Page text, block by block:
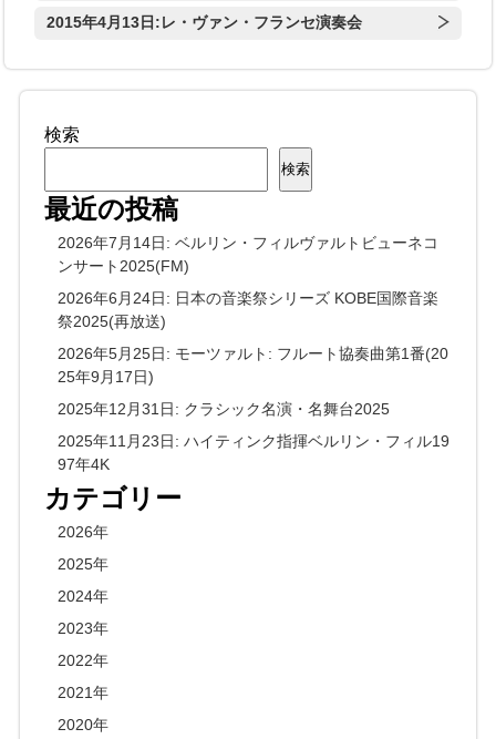
2015年4月13日:レ・ヴァン・フランセ演奏会
検索
検索
最近の投稿
2026年7月14日: ベルリン・フィルヴァルトビューネコ
ンサート2025(FM)
2026年6月24日: 日本の音楽祭シリーズ KOBE国際音楽
祭2025(再放送)
2026年5月25日: モーツァルト: フルート協奏曲第1番(20
25年9月17日)
2025年12月31日: クラシック名演・名舞台2025
2025年11月23日: ハイティンク指揮ベルリン・フィル19
97年4K
カテゴリー
2026年
2025年
2024年
2023年
2022年
2021年
2020年